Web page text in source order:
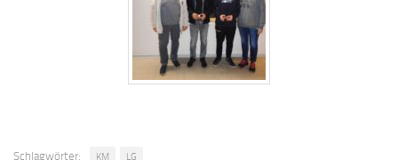
Schlagwörter: KM LG